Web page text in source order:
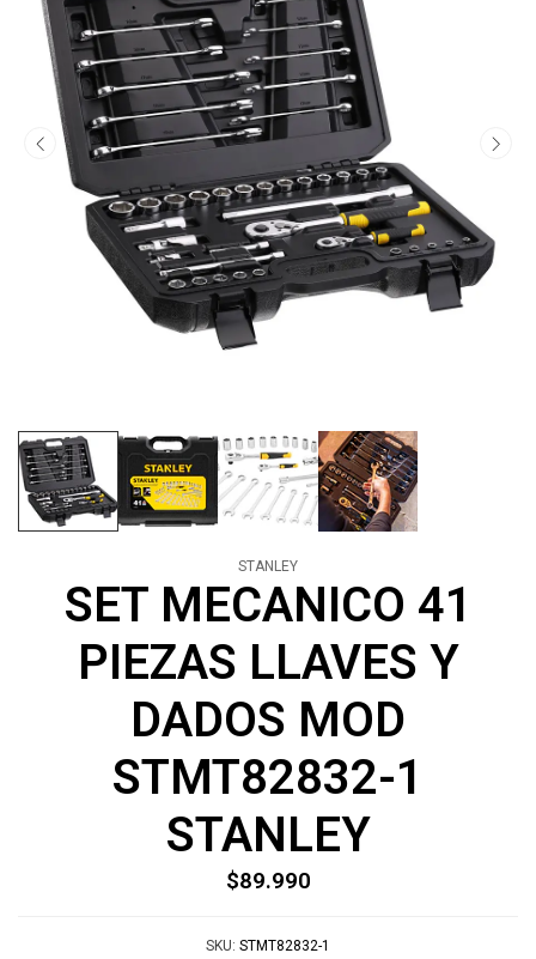
STANLEY
SET MECANICO 41
PIEZAS LLAVES Y
DADOS MOD
STMT82832-1
STANLEY
$89.990
SKU: STMT82832-1